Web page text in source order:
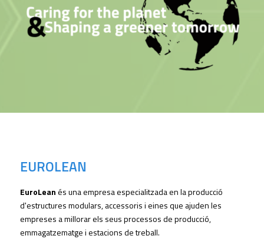
EUROLEAN
EuroLeanés una empresa especialitzada en la producció
d'estructures modulars, accessoris i eines que ajuden les
empreses a millorar els seus processos de producció,
emmagatzematge i estacions de treball.